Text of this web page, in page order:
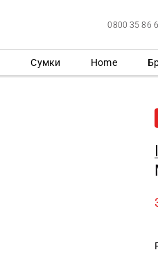
0800 35 86
Сумки Home